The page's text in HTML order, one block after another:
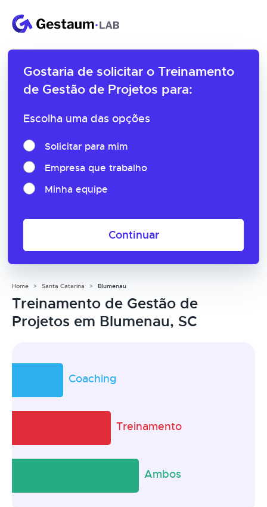
Gostaria de solicitar o Treinamento
de Gestão de Projetos para:
Escolha uma das opções
Solicitar para mim
Empresa que trabalho
Minha equipe
Continuar
Home Santa Catarina Blumenau
Treinamento de Gestão de
Projetos em Blumenau, SC